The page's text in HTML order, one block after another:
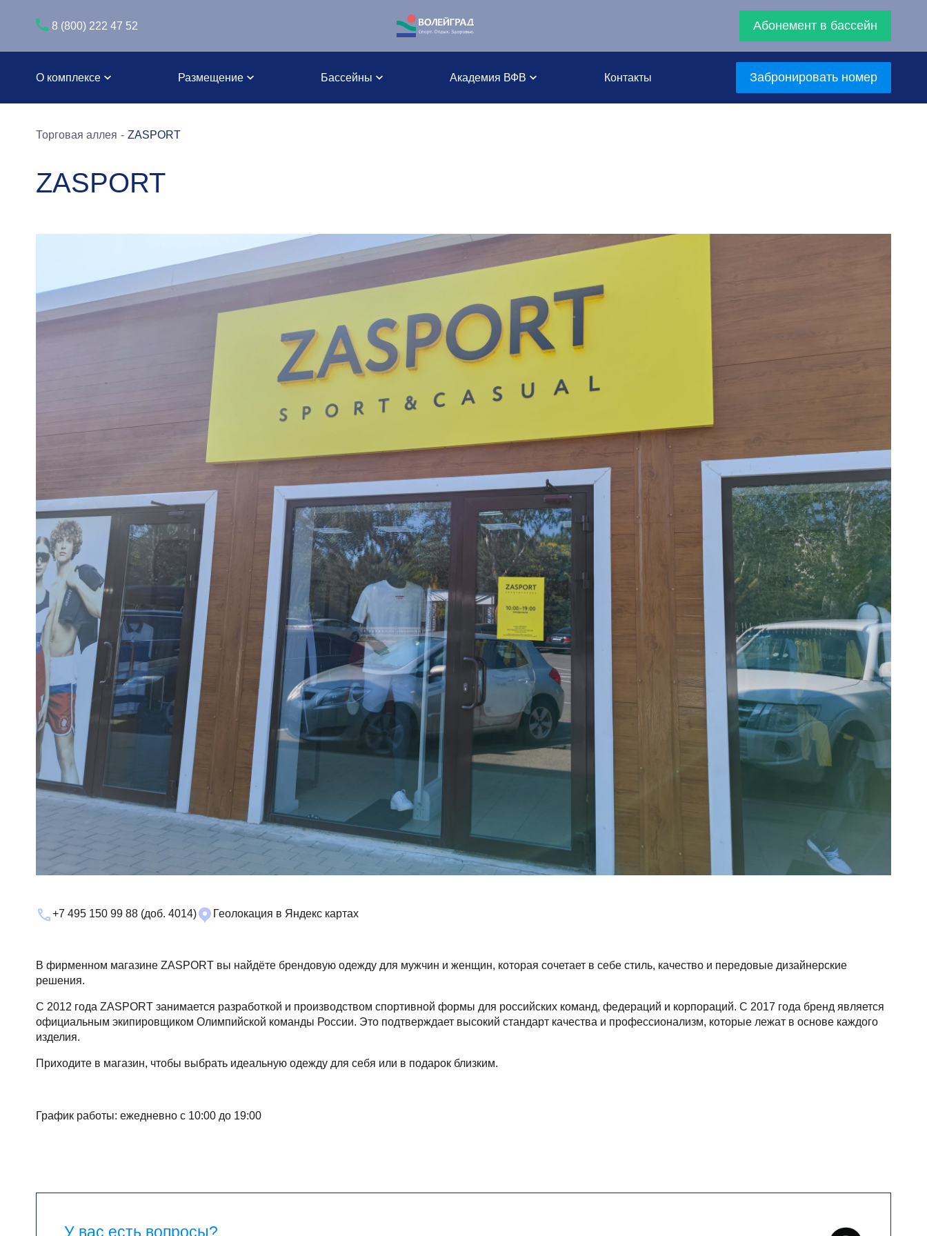
8 (800) 222 47 52 Абонемент в бассейн
О комплексе Размещение Бассейны Академия ВФВ Контакты Забронировать номер
Торговая аллея ZASPORT
ZASPORT
+7 495 150 99 88 (доб. 4014) Геолокация в Яндекс картах
В фирменном магазине ZASPORT вы найдёте брендовую одежду для мужчин и женщин, которая сочетает в себе стиль, качество и передовые дизайнерские
решения.
С 2012 года ZASPORT занимается разработкой и производством спортивной формы для российских команд, федераций и корпораций. С 2017 года бренд является
официальным экипировщиком Олимпийской команды России. Это подтверждает высокий стандарт качества и профессионализм, которые лежат в основе каждого
изделия.
Приходите в магазин, чтобы выбрать идеальную одежду для себя или в подарок близким.
График работы: ежедневно с 10:00 до 19:00
У вас есть вопросы?